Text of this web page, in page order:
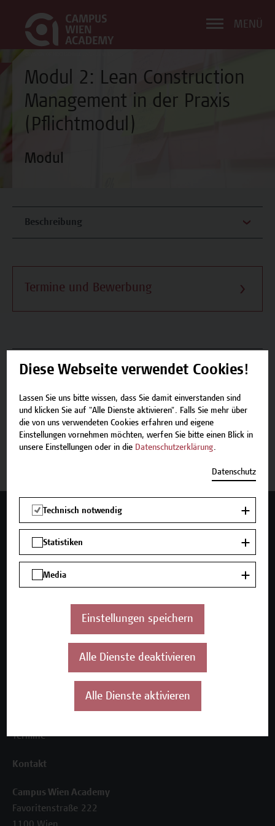
MENÜ
Modul 2: Lean Construction
Management in der Praxis
(Pflichtmodul)
Modul
Beschreibung
Termine und Bewerbung
Beschreibung
Termine und Bewerbung
Jetzt anmelden
Mehr Infos gewünscht?
Unser Angebot
Inhouse-Weiterbildung
Die Campus Wien Academy
Termine
Kontakt
Campus Wien Academy
Favoritenstraße 222
Diese Webseite verwendet Cookies!
Lassen Sie uns bitte wissen, dass Sie damit einverstanden sind
und klicken Sie auf "Alle Dienste aktivieren". Falls Sie mehr über
die von uns verwendeten Cookies erfahren und eigene
Einstellungen vornehmen möchten, werfen Sie bitte einen Blick in
unsere Einstellungen oder in die Datenschutzerklärung.
Datenschutz
Technisch notwendig
Statistiken
Media
Einstellungen speichern
Alle Dienste deaktivieren
Alle Dienste aktivieren